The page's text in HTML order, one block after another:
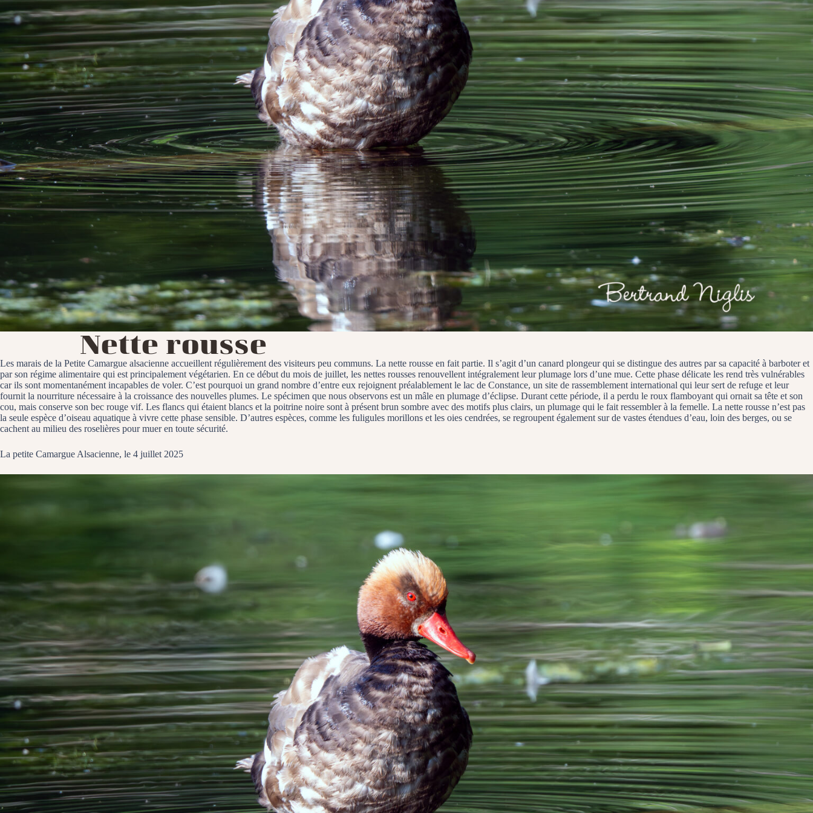
Nette rousse
Les marais de la Petite Camargue alsacienne accueillent régulièrement des visiteurs peu communs. La nette rousse en fait partie. Il s’agit d’un canard plongeur qui se distingue des autres par sa capacité à barboter et
par son régime alimentaire qui est principalement végétarien. En ce début du mois de juillet, les nettes rousses renouvellent intégralement leur plumage lors d’une mue. Cette phase délicate les rend très vulnérables
car ils sont momentanément incapables de voler. C’est pourquoi un grand nombre d’entre eux rejoignent préalablement le lac de Constance, un site de rassemblement international qui leur sert de refuge et leur
fournit la nourriture nécessaire à la croissance des nouvelles plumes. Le spécimen que nous observons est un mâle en plumage d’éclipse. Durant cette période, il a perdu le roux flamboyant qui ornait sa tête et son
cou, mais conserve son bec rouge vif. Les flancs qui étaient blancs et la poitrine noire sont à présent brun sombre avec des motifs plus clairs, un plumage qui le fait ressembler à la femelle. La nette rousse n’est pas
la seule espèce d’oiseau aquatique à vivre cette phase sensible. D’autres espèces, comme les fuligules morillons et les oies cendrées, se regroupent également sur de vastes étendues d’eau, loin des berges, ou se
cachent au milieu des roselières pour muer en toute sécurité.
La petite Camargue Alsacienne, le 4 juillet 2025